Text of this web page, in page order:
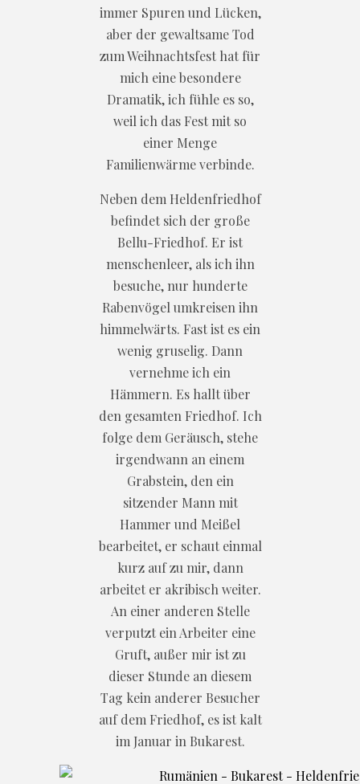
immer Spuren und Lücken,
aber der gewaltsame Tod
zum Weihnachtsfest hat für
mich eine besondere
Dramatik, ich fühle es so,
weil ich das Fest mit so
einer Menge
Familienwärme verbinde.
Neben dem Heldenfriedhof
befindet sich der große
Bellu-Friedhof. Er ist
menschenleer, als ich ihn
besuche, nur hunderte
Rabenvögel umkreisen ihn
himmelwärts. Fast ist es ein
wenig gruselig. Dann
vernehme ich ein
Hämmern. Es hallt über
den gesamten Friedhof. Ich
folge dem Geräusch, stehe
irgendwann an einem
Grabstein, den ein
sitzender Mann mit
Hammer und Meißel
bearbeitet, er schaut einmal
kurz auf zu mir, dann
arbeitet er akribisch weiter.
An einer anderen Stelle
verputzt ein Arbeiter eine
Gruft, außer mir ist zu
dieser Stunde an diesem
Tag kein anderer Besucher
auf dem Friedhof, es ist kalt
im Januar in Bukarest.